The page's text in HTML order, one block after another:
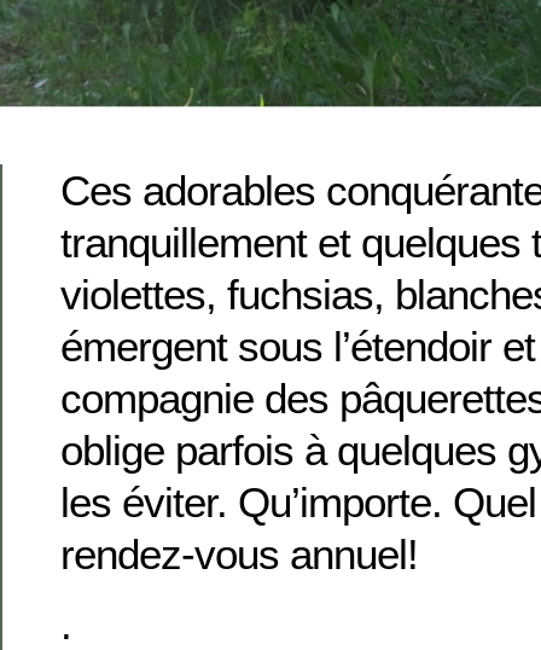
Ces adorables
tranquillement et quelques
violettes, fuchsias,
émergent sous l’étendoir
compagnie des
oblige parfois à quelques
les éviter. Qu’importe.
rendez-vous annuel!
.